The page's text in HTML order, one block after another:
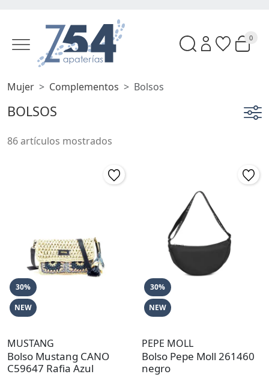
0
Mujer Complementos Bolsos
BOLSOS
86 artículos mostrados
30%
NEW
MUSTANG
Bolso Mustang CANO
C59647 Rafia Azul
30%
NEW
PEPE MOLL
Bolso Pepe Moll 261460
negro